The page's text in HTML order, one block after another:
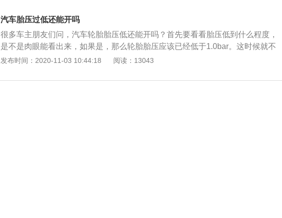
低报警灯闪烁三次熄灭。以30KM/H速度驾驶15MIN后，初始完成恢复正常。 6.
如果以上操作完成仍然警报未消除，要考虑胎压传感器故障。一般坏掉后在原来
的数值的情况下会变成一条直线，无数值显示。一般不会全坏。如果数值都不显
查轮胎是什么原因造成亏气的。如果肉眼看不出来，只是轮胎报警灯亮了，如果
有条件的话，建议随车备个胎压表，这样可以检查四轮轮胎胎压的情况。测量一
下是哪个轮胎亏气，在判断一下亏气程度，正常只要轮胎胎压不低于1.3bar的
话，可以缓慢行驶到维修厂进行维修，不建议长时间因为轮胎亏气在路上行驶。
这样车上的人身安全是得不到保证的。 那么胎压过低都有哪些原因造成的呢？接
汽车胎压过低还能开吗
很多车主朋友们问，汽车轮胎胎压低还能开吗？首先要看看胎压低到什么程度，
是不是肉眼能看出来，如果是，那么轮胎胎压应该已经低于1.0bar。这时候就不
要开了。再开就会有损伤轮胎侧面布帘层。如果布帘层受力过大的话就会造成轮
查轮胎是什么原因造成亏气的。如果肉眼看不出来，只是轮胎报警灯亮了，如果
发布时间：2020-11-03 10:44:18 阅读：13043